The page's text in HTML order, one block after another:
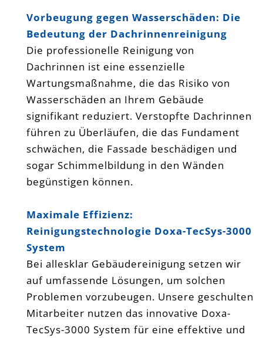
Vorbeugung gegen Wasserschäden: Die
Bedeutung der Dachrinnenreinigung
Die professionelle Reinigung von
Dachrinnen ist eine essenzielle
Wartungsmaßnahme, die das Risiko von
Wasserschäden an Ihrem Gebäude
signifikant reduziert. Verstopfte Dachrinnen
führen zu Überläufen, die das Fundament
schwächen, die Fassade beschädigen und
sogar Schimmelbildung in den Wänden
begünstigen können.
Maximale Effizienz:
Reinigungstechnologie Doxa-TecSys-3000
System
Bei allesklar Gebäudereinigung setzen wir
auf umfassende Lösungen, um solchen
Problemen vorzubeugen. Unsere geschulten
Mitarbeiter nutzen das innovative Doxa-
TecSys-3000 System für eine effektive und